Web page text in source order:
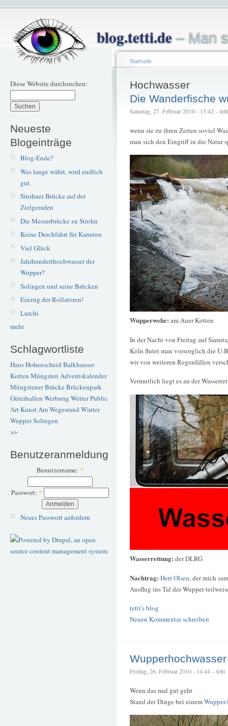
blog.tetti.de– Man
Diese Website durchsuchen:
Neueste
Blogeinträge
Blog-Ende?
Was lange währt, wird endlich
gut.
Strohner Brücke auf der
Zielgeraden
Die Messerbrücke zu Strohn
Keine Durchfahrt für Kanuten
Viel Glück
Jahrhunderthochwasser der
Wupper?
Solingen und seine Brücken
Einzug der Rollatoren!
Lurchi
mehr
Schlagwortliste
Haus Hohenscheid Balkhauser
Kotten Müngsten Adventskalender
Müngstener BrückeBrückenpark
Güterhallen Werbung WetterPublic
ArtKunstAm Wegesrand Winter
WupperSolingen
>>
Benutzeranmeldung
Benutzername: *
Passwort: *
Neues Passwort anfordern
Startseite
Hochwasser
Die Wanderfische
Samstag, 27. Februar 2010 - 13:42 – tetti
wenn sie zu ihren Zeiten soviel
man sich den Eingriff in die Natur
Wupperwehr: am Auer Kotten
In der Nacht von Freitag auf
Köln flutet man vorsorglich die U-
wir von weiteren Regenfällen
Vermutlich liegt es an der
Wasserrettung: der DLRG
Nachtrag: Herr Olsen, der mich
Ausflug ins Tal der Wupper
tetti's blog
Neuen Kommentar schreiben
Wupperhochwasser
Freitag, 26. Februar 2010 - 14:44 – tetti
Wenn das mal gut geht
Stand der Dinge bei einem